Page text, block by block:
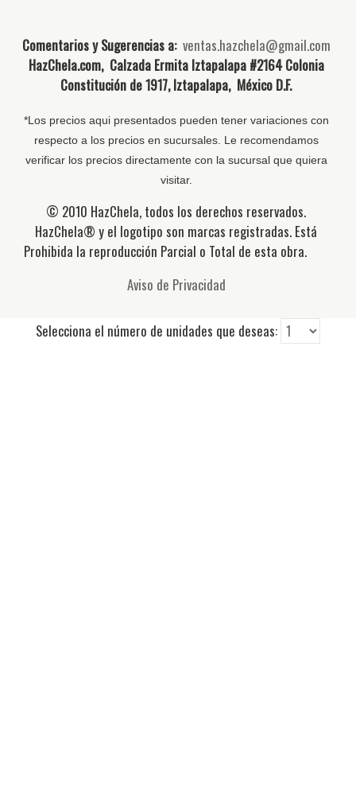
Comentarios y Sugerencias a: ventas.hazchela@gmail.com
HazChela.com, Calzada Ermita Iztapalapa #2164 Colonia
Constitución de 1917, Iztapalapa, México D.F.
*Los precios aqui presentados pueden tener variaciones con
respecto a los precios en sucursales. Le recomendamos
verificar los precios directamente con la sucursal que quiera
visitar.
© 2010 HazChela, todos los derechos reservados.
HazChela® y el logotipo son marcas registradas. Está
Prohibida la reproducción Parcial o Total de esta obra.
Aviso de Privacidad
Selecciona el número de unidades que deseas: